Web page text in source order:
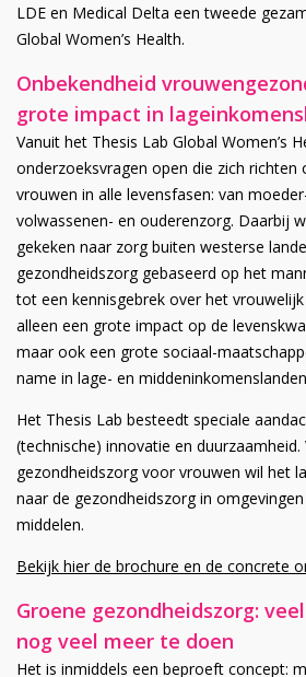
LDE en Medical Delta een tweede
Global Women’s Health.
Onbekendheid
grote impact in
Vanuit het Thesis Lab Global Women’s
onderzoeksvragen open die zich richten
vrouwen in alle levensfasen: van
volwassenen- en ouderenzorg. Daarbij
gekeken naar zorg buiten westerse
gezondheidszorg gebaseerd op het
tot een kennisgebrek over het
alleen een grote impact op de
maar ook een grote sociaal-
name in lage- en
Het Thesis Lab besteedt speciale
(technische) innovatie en duurzaamheid.
gezondheidszorg voor vrouwen wil het
naar de gezondheidszorg in
middelen.
Bekijk hier de brochure en de concrete
Groene gezondheidszorg:
nog veel meer te doen
Het is inmiddels een beproeft concept: